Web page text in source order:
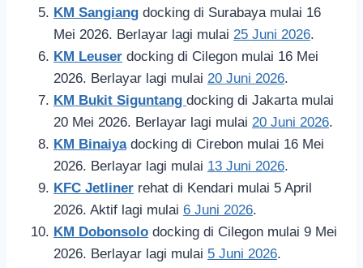
KM Sangiang docking di Surabaya mulai 16
Mei 2026. Berlayar lagi mulai 25 Juni 2026.
KM Leuser docking di Cilegon mulai 16 Mei
2026. Berlayar lagi mulai 20 Juni 2026.
KM Bukit Siguntang docking di Jakarta mulai
20 Mei 2026. Berlayar lagi mulai 20 Juni 2026.
KM Binaiyadocking di Cirebon mulai 16 Mei
2026. Berlayar lagi mulai 13 Juni 2026.
KFC Jetliner rehat di Kendari mulai 5 April
2026. Aktif lagi mulai 6 Juni 2026.
KM Dobonsolo docking di Cilegon mulai 9 Mei
2026. Berlayar lagi mulai 5 Juni 2026.